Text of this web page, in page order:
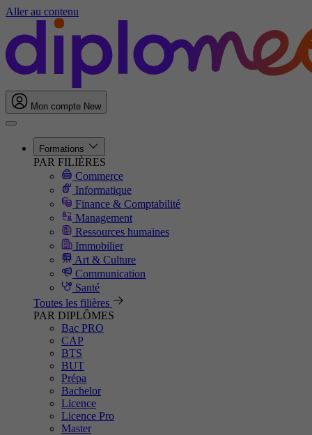
Aller au contenu
Mon compte New
Formations
PAR FILIÈRES
Commerce
Informatique
Finance & Comptabilité
Management
Ressources humaines
Immobilier
Art & Culture
Communication
Santé
Toutes les filières
PAR DIPLÔMES
Bac PRO
CAP
BTS
BUT
Prépa
Bachelor
Licence
Licence Pro
Master